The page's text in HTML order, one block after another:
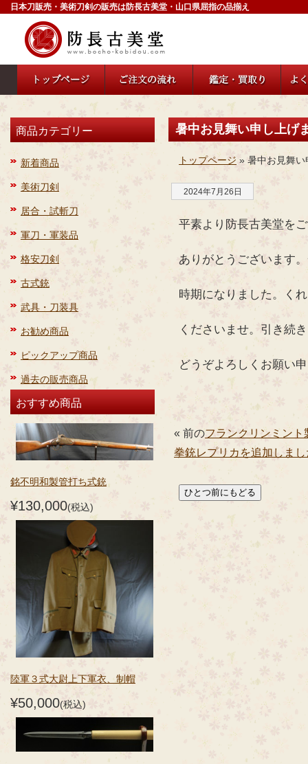
日本刀販売・美術刀剣の販売は防長古美堂・山口県屈指の品揃え
商品カテゴリー
新着商品
美術刀剣
居合・試斬刀
軍刀・軍装品
格安刀剣
古式銃
武具・刀装具
お勧め商品
ピックアップ商品
過去の販売商品
おすすめ商品
銘不明和製管打ち式銃
¥130,000(税込)
陸軍３式大尉上下軍衣、制帽
¥50,000(税込)
暑中お見舞い申し上げ
トップページ » 暑中お見舞
2024年7月26日
平素より防長古美堂を
ありがとうございます
時期になりました。く
くださいませ。引き続
どうぞよろしくお願い
« 前のフランクリンミント
拳銃レプリカを追加しま